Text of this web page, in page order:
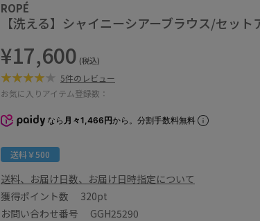
ROPÉ
【洗える】シャイニーシアーブラウス/セット
¥17,600 (税込)
5件のレビュー
お気に入りアイテム登録数：
なら 月々1,466円から。分割手数料無料
送料￥500
送料、お届け日数、お届け日時指定について
獲得ポイント数 320pt
お問い合わせ番号 GGH25290